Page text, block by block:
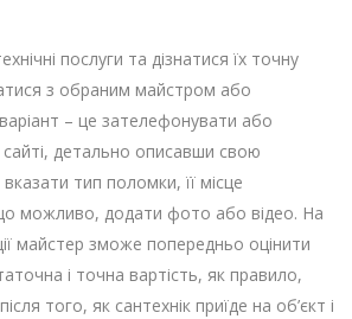
послуги та дізнатися їх точну
з обраним майстром або
– це зателефонувати або
детально описавши свою
тип поломки, її місце
можливо, додати фото або відео. На
майстер зможе попередньо оцінити
і точна вартість, як правило,
того, як сантехнік приїде на об’єкт і